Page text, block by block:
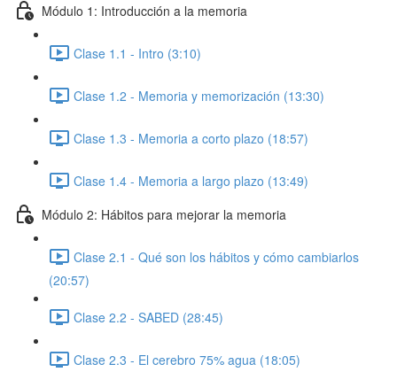
Módulo 1: Introducción a la memoria
Clase 1.1 - Intro (3:10)
Clase 1.2 - Memoria y memorización (13:30)
Clase 1.3 - Memoria a corto plazo (18:57)
Clase 1.4 - Memoria a largo plazo (13:49)
Módulo 2: Hábitos para mejorar la memoria
Clase 2.1 - Qué son los hábitos y cómo cambiarlos
(20:57)
Clase 2.2 - SABED (28:45)
Clase 2.3 - El cerebro 75% agua (18:05)